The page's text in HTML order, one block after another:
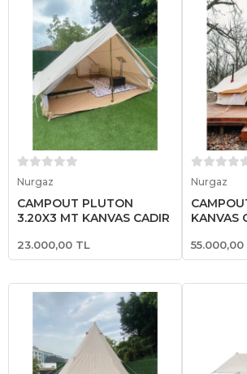
Nurgaz
CAMPOUT PLUTON
3,20X3 MT KANVAS ÇADIR
23.000,00 TL
Nurgaz
KANVAS
55.000,00